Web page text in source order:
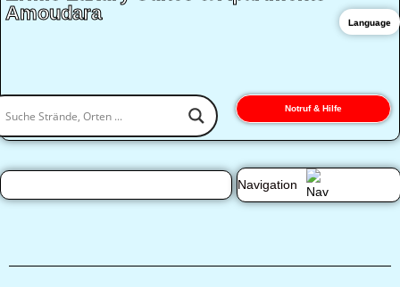
Amoudara
Notruf & Hilfe
Navigation
Language